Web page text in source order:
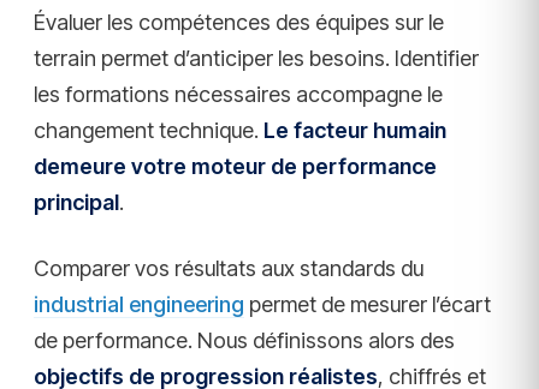
Évaluer les compétences des équipes sur le
terrain permet d’anticiper les besoins. Identifier
les formations nécessaires accompagne le
changement technique. Le facteur humain
demeure votre moteur de performance
principal.
Comparer vos résultats aux standards du
industrial engineering permet de mesurer l’écart
de performance. Nous définissons alors des
objectifs de progression réalistes, chiffrés et